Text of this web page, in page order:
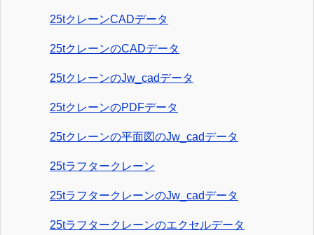
25tクレーンCADデータ
25tクレーンのCADデータ
25tクレーンのJw_cadデータ
25tクレーンのPDFデータ
25tクレーンの平面図のJw_cadデータ
25tラフタークレーン
25tラフタークレーンのJw_cadデータ
25tラフタークレーンのエクセルデータ